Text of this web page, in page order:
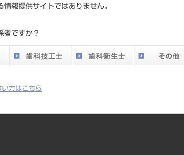
情報提供サイトではありません。
者ですか？
い方はこちら
DO vol.26 掲載ペー
ジ
153 412